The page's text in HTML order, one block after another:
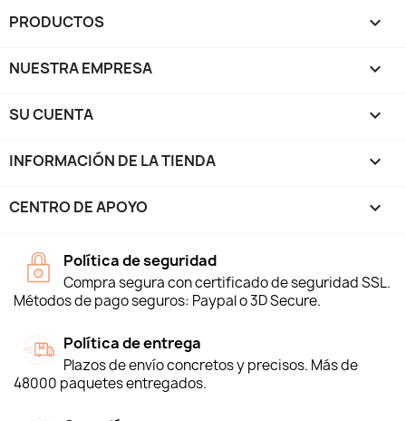
PRODUCTOS 
NUESTRA EMPRESA 
SU CUENTA 
INFORMACIÓN DE LA TIENDA keyboard_arrow_down
CENTRO DE APOYO 
Política de seguridad
Compra segura con certificado de seguridad SSL.
Métodos de pago seguros: Paypal o 3D Secure.
Política de entrega
Plazos de envío concretos y precisos. Más de
48000 paquetes entregados.